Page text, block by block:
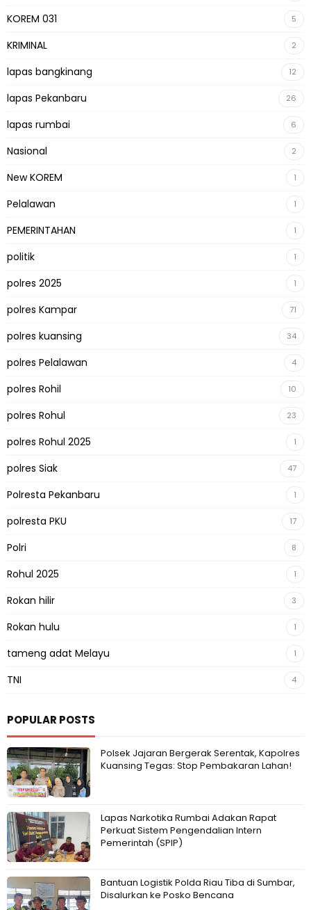
KOREM 031 5
KRIMINAL 2
lapas bangkinang 12
lapas Pekanbaru 26
lapas rumbai 6
Nasional 2
New KOREM 1
Pelalawan 1
PEMERINTAHAN 1
politik 1
polres 2025 1
polres Kampar 71
polres kuansing 34
polres Pelalawan 4
polres Rohil 10
polres Rohul 23
polres Rohul 2025 1
polres Siak 47
Polresta Pekanbaru 1
polresta PKU 17
Polri 8
Rohul 2025 1
Rokan hilir 3
Rokan hulu 1
tameng adat Melayu 1
TNI 4
POPULAR POSTS
Polsek Jajaran Bergerak Serentak, Kapolres
Kuansing Tegas: Stop Pembakaran Lahan!
Lapas Narkotika Rumbai Adakan Rapat
Perkuat Sistem Pengendalian Intern
Pemerintah (SPIP)
Bantuan Logistik Polda Riau Tiba di Sumbar,
Disalurkan ke Posko Bencana